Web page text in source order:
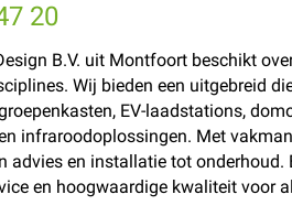
20
B.V. uit Montfoort beschikt
Wij bieden een uitgebreid
EV-laadstations,
infraroodoplossingen. Met
advies en installatie tot onderhoud.
en hoogwaardige kwaliteit voor